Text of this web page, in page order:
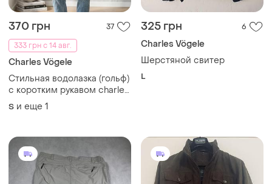
370 грн
37
333 грн с 14 авг.
Charles Vögele
Стильная водолазка (гольф)
с коротким рукавом charles
vögele | вискоза
S и еще 1
325 грн 6
Charles Vögele
Шерстяной свитер
L